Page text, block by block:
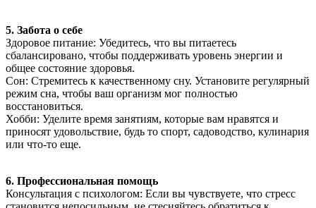
5. Забота о себе
Здоровое питание: Убедитесь, что вы питаетесь
сбалансировано, чтобы поддерживать уровень энергии и
общее состояние здоровья.
Сон: Стремитесь к качественному сну. Установите регулярный
режим сна, чтобы ваш организм мог полностью
восстановиться.
Хобби: Уделите время занятиям, которые вам нравятся и
приносят удовольствие, будь то спорт, садоводство, кулинария
или что-то еще.
6. Профессиональная помощь
Консультация с психологом: Если вы чувствуете, что стресс